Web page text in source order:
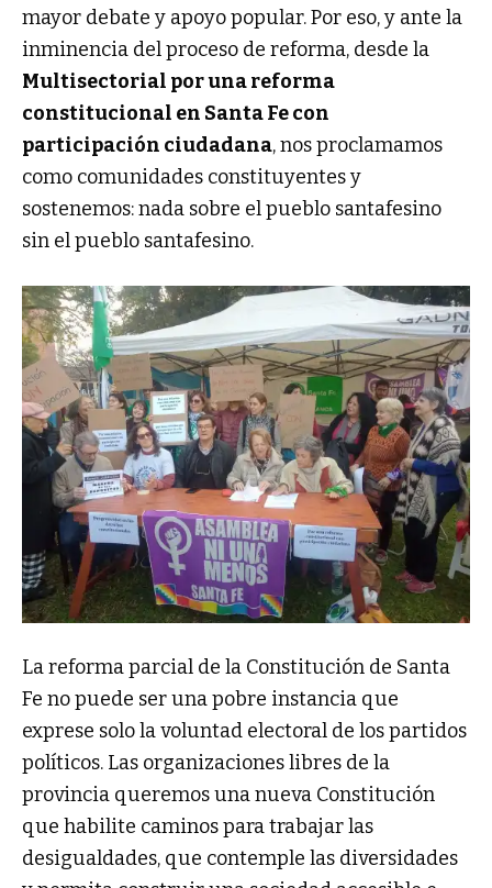
mayor debate y apoyo popular. Por eso, y ante la
inminencia del proceso de reforma, desde la
Multisectorial por una reforma
constitucional en Santa Fe con
participación ciudadana, nos proclamamos
como comunidades constituyentes y
sostenemos: nada sobre el pueblo santafesino
sin el pueblo santafesino.
La reforma parcial de la Constitución de Santa
Fe no puede ser una pobre instancia que
exprese solo la voluntad electoral de los partidos
políticos. Las organizaciones libres de la
provincia queremos una nueva Constitución
que habilite caminos para trabajar las
desigualdades, que contemple las diversidades